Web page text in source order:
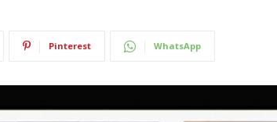
Pinterest WhatsApp